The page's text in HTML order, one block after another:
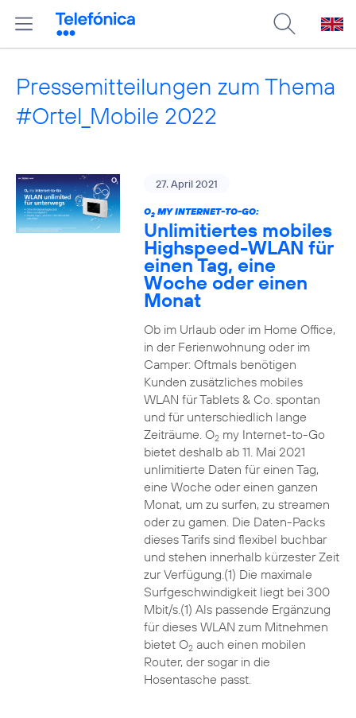
Pressemitteilungen zum Thema
#Ortel_Mobile 2022
27. April 2021
O2MY INTERNET-TO-GO:
Unlimitiertes mobiles
Highspeed-WLAN für
einen Tag, eine
Woche oder einen
Monat
Ob im Urlaub oder im Home Office,
in der Ferienwohnung oder im
Camper: Oftmals benötigen
Kunden zusätzliches mobiles
WLAN für Tablets & Co. spontan
und für unterschiedlich lange
Zeiträume. O2my Internet-to-Go
bietet deshalb ab 11. Mai 2021
unlimitierte Daten für einen Tag,
eine Woche oder einen ganzen
Monat, um zu surfen, zu streamen
oder zu gamen. Die Daten-Packs
dieses Tarifs sind flexibel buchbar
und stehen innerhalb kürzester Zeit
zur Verfügung.(1) Die maximale
Surfgeschwindigkeit liegt bei 300
Mbit/s.(1) Als passende Ergänzung
für dieses WLAN zum Mitnehmen
bietet O2auch einen mobilen
Router, der sogar in die
Hosentasche passt.